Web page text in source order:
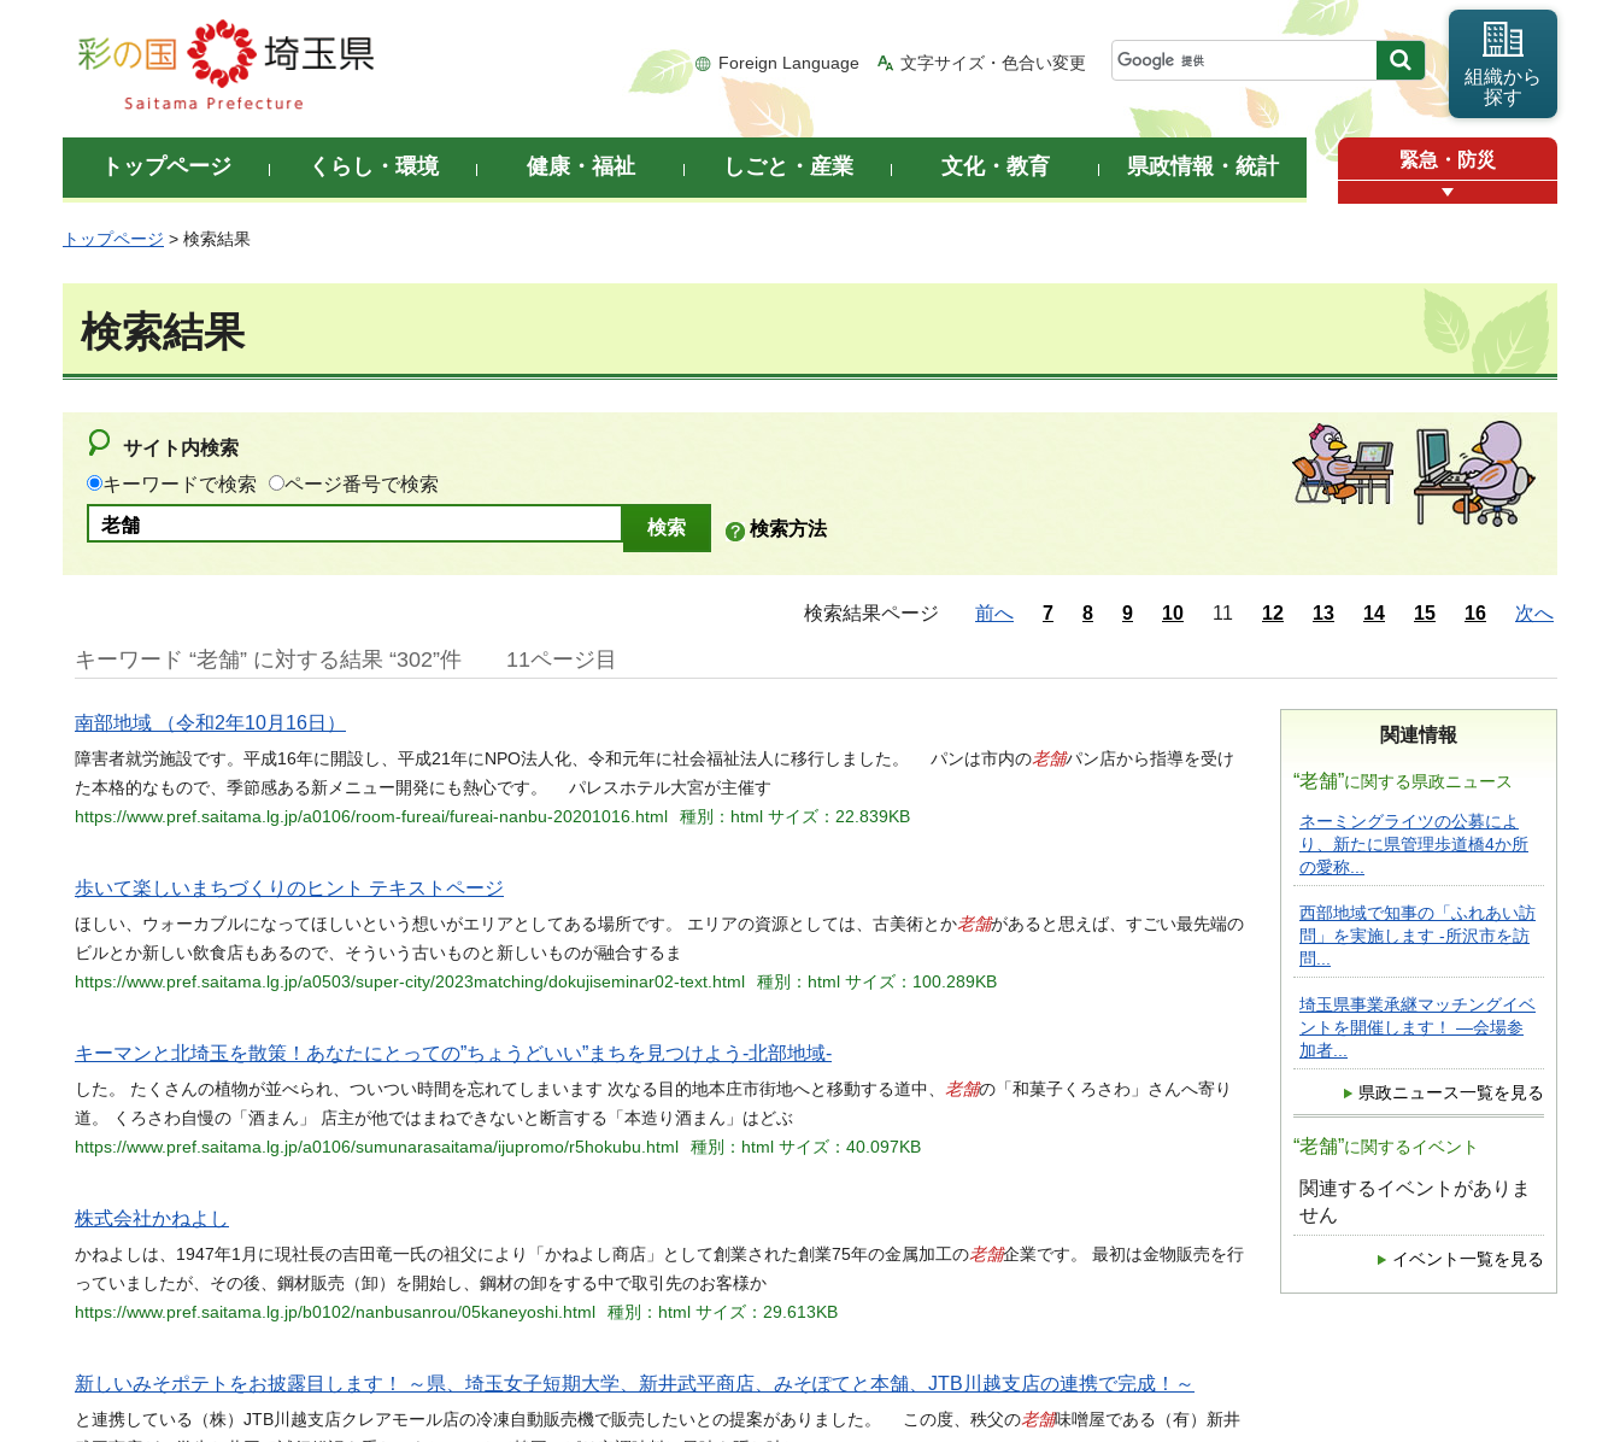
彩の国 埼玉県
Foreign Language 文字サイズ・色合い変更
組織から
探す
トップページ くらし・環境 健康・福祉 しごと・産業 文化・教育 県政情報・統計 緊急・防災
トップページ > 検索結果
検索結果
サイト内検索
キーワードで検索
ページ番号で検索
検索方法
検索結果ページ 前へ 7 8 9 10 11 12 13 14 15 16 次へ
キーワード “老舗” に対する結果 “302”件 11ページ目
関連情報
“老舗”に関する県政ニュース
ネーミングライツの公募によ
り、新たに県管理歩道橋4か所
の愛称...
西部地域で知事の「ふれあい訪
問」を実施します -所沢市を訪
問...
埼玉県事業承継マッチングイベ
ントを開催します！ ―会場参
加者...
県政ニュース一覧を見る
“老舗”に関するイベント
関連するイベントがありま
せん
イベント一覧を見る
南部地域 （令和2年10月16日）
障害者就労施設です。平成16年に開設し、平成21年にNPO法人化、令和元年に社会福祉法人に移行しました。 パンは市内の老舗パン店から指導を受け
た本格的なもので、季節感ある新メニュー開発にも熱心です。 パレスホテル大宮が主催す
https://www.pref.saitama.lg.jp/a0106/room-fureai/fureai-nanbu-20201016.html
種別：html サイズ：22.839KB
歩いて楽しいまちづくりのヒント テキストページ
ほしい、ウォーカブルになってほしいという想いがエリアとしてある場所です。 エリアの資源としては、古美術とか老舗があると思えば、すごい最先端の
ビルとか新しい飲食店もあるので、そういう古いものと新しいものが融合するま
https://www.pref.saitama.lg.jp/a0503/super-city/2023matching/dokujiseminar02-text.html
種別：html サイズ：100.289KB
キーマンと北埼玉を散策！あなたにとっての”ちょうどいい”まちを見つけよう-北部地域-
した。 たくさんの植物が並べられ、ついつい時間を忘れてしまいます 次なる目的地本庄市街地へと移動する道中、 老舗の「和菓子くろさわ」さんへ寄り
道。 くろさわ自慢の「酒まん」 店主が他ではまねできないと断言する「本造り酒まん」はどぶ
https://www.pref.saitama.lg.jp/a0106/sumunarasaitama/ijupromo/r5hokubu.html
種別：html サイズ：40.097KB
株式会社かねよし
かねよしは、1947年1月に現社長の吉田竜一氏の祖父により「かねよし商店」として創業された創業75年の金属加工の老舗企業です。 最初は金物販売を行
っていましたが、その後、鋼材販売（卸）を開始し、鋼材の卸をする中で取引先のお客様か
https://www.pref.saitama.lg.jp/b0102/nanbusanrou/05kaneyoshi.html
種別：html サイズ：29.613KB
新しいみそポテトをお披露目します！ ～県、埼玉女子短期大学、新井武平商店、みそぽてと本舗、JTB川越支店の連携で完成！～
と連携している（株）JTB川越支店クレアモール店の冷凍自動販売機で販売したいとの提案がありました。 この度、秩父の老舗味噌屋である（有）新井